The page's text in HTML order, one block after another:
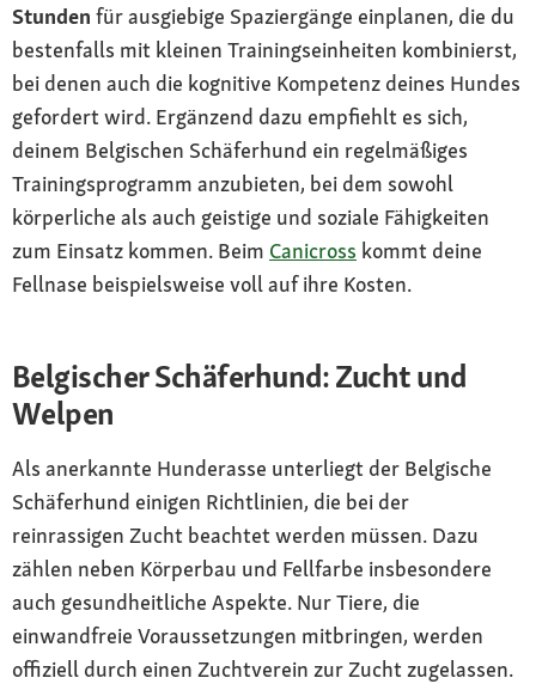
Stunden für ausgiebige Spaziergänge einplanen, die du
bestenfalls mit kleinen Trainingseinheiten kombinierst,
bei denen auch die kognitive Kompetenz deines Hundes
gefordert wird. Ergänzend dazu empfiehlt es sich,
deinem Belgischen Schäferhund ein regelmäßiges
Trainingsprogramm anzubieten, bei dem sowohl
körperliche als auch geistige und soziale Fähigkeiten
zum Einsatz kommen. Beim Canicross kommt deine
Fellnase beispielsweise voll auf ihre Kosten.
Belgischer Schäferhund: Zucht und
Welpen
Als anerkannte Hunderasse unterliegt der Belgische
Schäferhund einigen Richtlinien, die bei der
reinrassigen Zucht beachtet werden müssen. Dazu
zählen neben Körperbau und Fellfarbe insbesondere
auch gesundheitliche Aspekte. Nur Tiere, die
einwandfreie Voraussetzungen mitbringen, werden
offiziell durch einen Zuchtverein zur Zucht zugelassen.